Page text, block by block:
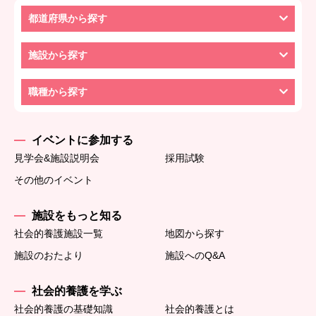
都道府県から探す
施設から探す
職種から探す
イベントに参加する
見学会&施設説明会
採用試験
その他のイベント
施設をもっと知る
社会的養護施設一覧
地図から探す
施設のおたより
施設へのQ&A
社会的養護を学ぶ
社会的養護の基礎知識 社会的養護とは